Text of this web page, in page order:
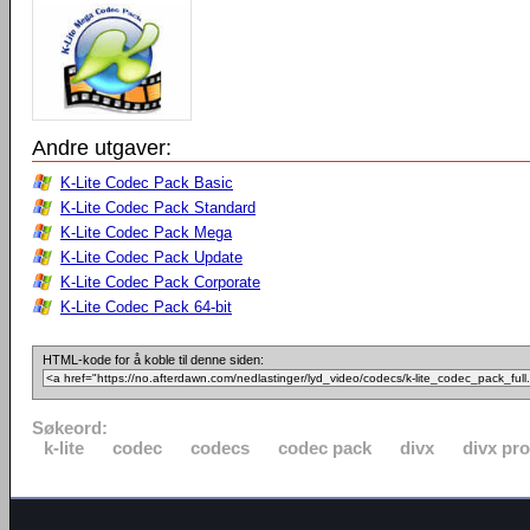
Andre utgaver:
K-Lite Codec Pack Basic
K-Lite Codec Pack Standard
K-Lite Codec Pack Mega
K-Lite Codec Pack Update
K-Lite Codec Pack Corporate
K-Lite Codec Pack 64-bit
HTML-kode for å koble til denne siden:
Søkeord:
k-lite
codec codecs codec pack divx divx pro